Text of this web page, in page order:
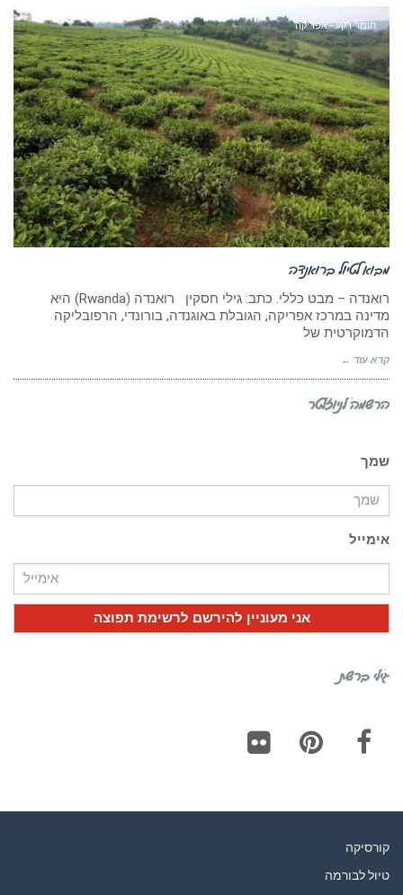
חומר רקע - אפריקה
מבוא לטיול ברואנדה
רואנדה – מבט כללי. כתב: גילי חסקין רואנדה (Rwanda) היא
מדינה במרכז אפריקה, הגובלת באוגנדה, בורונדי, הרפובליקה
הדמוקרטית של
קרא עוד ←
הרשמה לניוזלטר
שמך
אימייל
גילי ברשת
קורסיקה
טיול לבורמה